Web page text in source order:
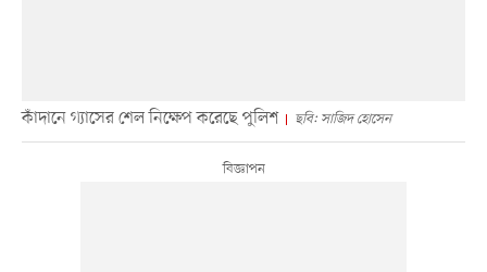
কাঁদানে গ্যাসের শেল নিক্ষেপ করেছে পুলিশ ছবি: সাজিদ হোসেন